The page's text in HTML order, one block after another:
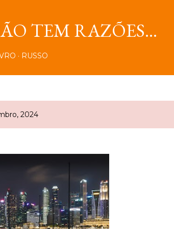
TEM RAZÕES...
RUSSO
2024